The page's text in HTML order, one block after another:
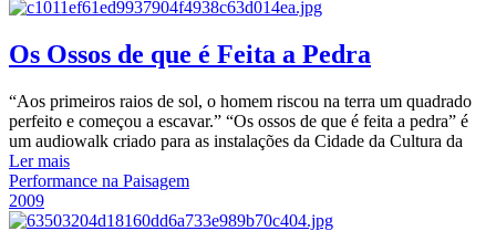
Os Ossos de que é Feita a Pedra
“Aos primeiros raios de sol, o homem riscou na terra um quadrado
perfeito e começou a escavar.” “Os ossos de que é feita a pedra” é
um audiowalk criado para as instalações da Cidade da Cultura da
Ler mais
Performance na Paisagem
2009